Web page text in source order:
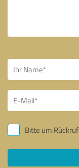
Bitte um Rückruf